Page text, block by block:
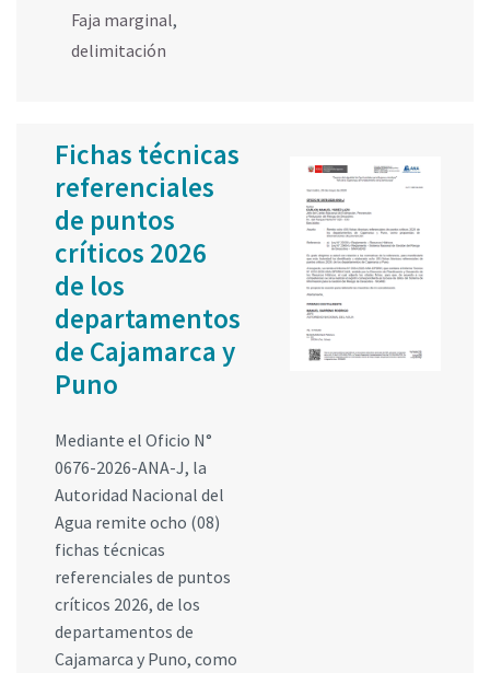
Faja marginal,
delimitación
Fichas técnicas
referenciales
de puntos
críticos 2026
de los
departamentos
de Cajamarca y
Puno
Mediante el Oficio N°
0676-2026-ANA-J, la
Autoridad Nacional del
Agua remite ocho (08)
fichas técnicas
referenciales de puntos
críticos 2026, de los
departamentos de
Cajamarca y Puno, como